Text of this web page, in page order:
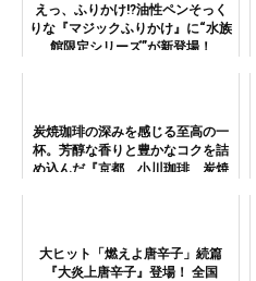
えっ、ふりかけ!?油性ペンそっく
りな『マジックふりかけ』に“水族
館限定シリーズ”が新登場！
炭焼珈琲の深みを感じる至高の一
杯。芳醇な香りと豊かなコクを詰
め込んだ『京都 小川珈琲 炭焼
大ヒット「燃えよ唐辛子」続篇
『大炎上唐辛子』登場！ 全国